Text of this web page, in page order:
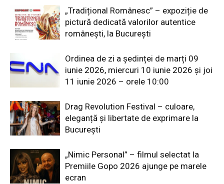
„Tradițional Românesc” – expoziție de
pictură dedicată valorilor autentice
românești, la București
Ordinea de zi a ședinței de marți 09
iunie 2026, miercuri 10 iunie 2026 și joi
11 iunie 2026 – orele 10:00
Drag Revolution Festival – culoare,
eleganță și libertate de exprimare la
București
„Nimic Personal” – filmul selectat la
Premiile Gopo 2026 ajunge pe marele
ecran